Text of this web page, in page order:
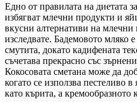
Едно от правилата на диетата
избягват млечни продукти и
вкусни алтернативи на
изследвате. Бадемовото мляко
смутита, докато кадифената
съчетава прекрасно със
Кокосовата сметана може да
когато се използва пестеливо
като кърита, а кремообразното